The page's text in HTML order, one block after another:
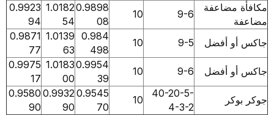
9-6
10
0.9898
08
1.0182
54
0.9923
94
أفضل
9-5
10
0.984
498
1.0139
63
0.9871
77
أفضل
9-6
10
0.9954
39
1.0183
00
0.9975
17
40-20-5-
4-3-2
10
0.9545
70
0.9932
90
0.9580
90